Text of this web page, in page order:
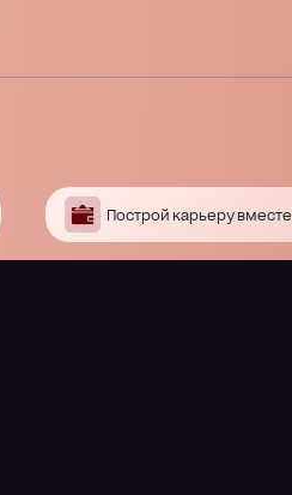
Построй карьеру вместе